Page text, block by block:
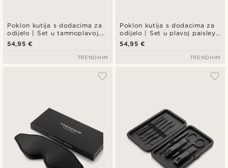
Poklon kutija s dodacima za
odijelo | Set u tamnoplavoj,
crnoj i srebrnoj boji
54,95 €
TRENDHIM
Poklon kutija s dodacima za
odijelo | Set u plavoj paisley i
zlatnoj boji
54,95 €
TRENDHIM